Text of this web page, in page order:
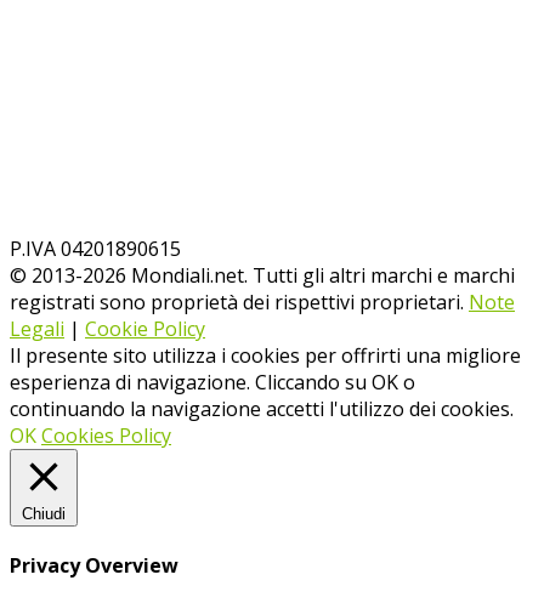
P.IVA 04201890615
© 2013-2026 Mondiali.net. Tutti gli altri marchi e marchi
registrati sono proprietà dei rispettivi proprietari. Note
Legali | Cookie Policy
Il presente sito utilizza i cookies per offrirti una migliore
esperienza di navigazione. Cliccando su OK o
continuando la navigazione accetti l'utilizzo dei cookies.
OKCookies Policy
Chiudi
Privacy Overview